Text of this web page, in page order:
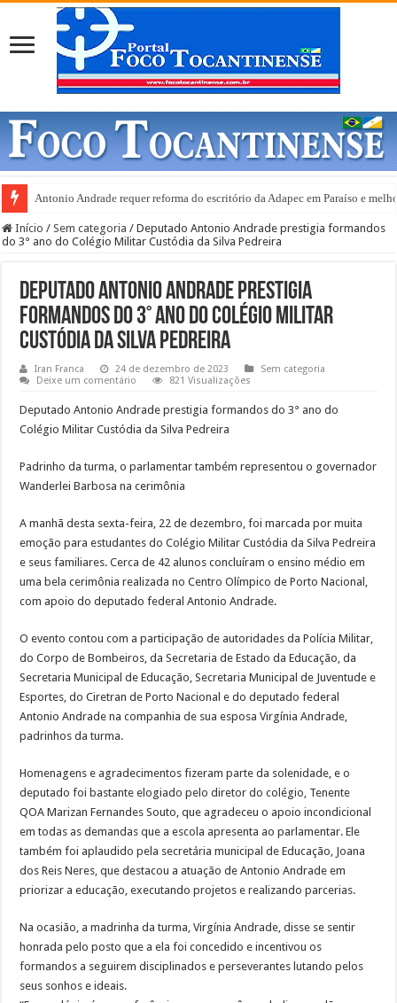
Antonio Andrade requer reforma do escritório da Adapec em Paraíso e
Gurupi e anuncia abertura de 20 leitos de UTI Covid-19
Início / Sem categoria / Deputado Antonio Andrade prestigia formandos
do 3° ano do Colégio Militar Custódia da Silva Pedreira
Deputado Antonio Andrade prestigia
formandos do 3° ano do Colégio Militar
Custódia da Silva Pedreira
Iran Franca 24 de dezembro de 2023
Sem categoria
Deixe um comentário
821 Visualizações
Deputado Antonio Andrade prestigia formandos do 3° ano do
Colégio Militar Custódia da Silva Pedreira
Padrinho da turma, o parlamentar também representou o governador
Wanderlei Barbosa na cerimônia
A manhã desta sexta-feira, 22 de dezembro, foi marcada por muita
emoção para estudantes do Colégio Militar Custódia da Silva Pedreira
e seus familiares. Cerca de 42 alunos concluíram o ensino médio em
uma bela cerimônia realizada no Centro Olímpico de Porto Nacional,
com apoio do deputado federal Antonio Andrade.
O evento contou com a participação de autoridades da Polícia Militar,
do Corpo de Bombeiros, da Secretaria de Estado da Educação, da
Secretaria Municipal de Educação, Secretaria Municipal de Juventude e
Esportes, do Ciretran de Porto Nacional e do deputado federal
Antonio Andrade na companhia de sua esposa Virgínia Andrade,
padrinhos da turma.
Homenagens e agradecimentos fizeram parte da solenidade, e o
deputado foi bastante elogiado pelo diretor do colégio, Tenente
QOA Marizan Fernandes Souto, que agradeceu o apoio incondicional
em todas as demandas que a escola apresenta ao parlamentar. Ele
também foi aplaudido pela secretária municipal de Educação, Joana
dos Reis Neres, que destacou a atuação de Antonio Andrade em
priorizar a educação, executando projetos e realizando parcerias.
Na ocasião, a madrinha da turma, Virgínia Andrade, disse se sentir
honrada pelo posto que a ela foi concedido e incentivou os
formandos a seguirem disciplinados e perseverantes lutando pelos
seus sonhos e ideais.